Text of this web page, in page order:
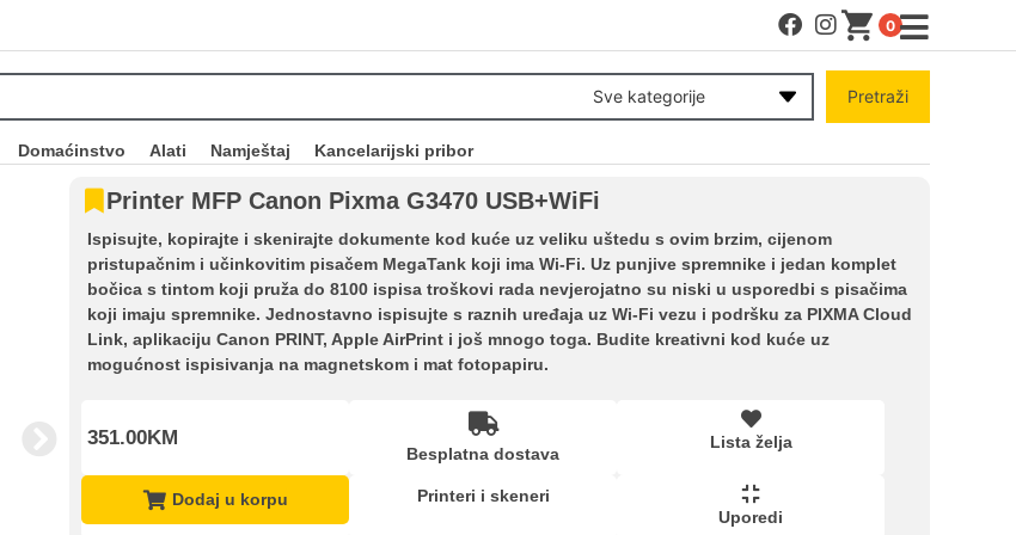
0
Sve kategorije Pretraži
Domaćinstvo Alati Namještaj Kancelarijski pribor
Printer MFP Canon Pixma G3470 USB+WiFi
Ispisujte, kopirajte i skenirajte dokumente kod kuće uz veliku uštedu s ovim brzim, cijenom
pristupačnim i učinkovitim pisačem MegaTank koji ima Wi-Fi. Uz punjive spremnike i jedan komplet
bočica s tintom koji pruža do 8100 ispisa troškovi rada nevjerojatno su niski u usporedbi s pisačima
koji imaju spremnike. Jednostavno ispisujte s raznih uređaja uz Wi-Fi vezu i podršku za PIXMA Cloud
Link, aplikaciju Canon PRINT, Apple AirPrint i još mnogo toga. Budite kreativni kod kuće uz
mogućnost ispisivanja na magnetskom i mat fotopapiru.
351.00KM
Besplatna dostava
Lista želja
Dodaj u korpu
Printeri i skeneri
Uporedi
Račun
Kupovina na rate